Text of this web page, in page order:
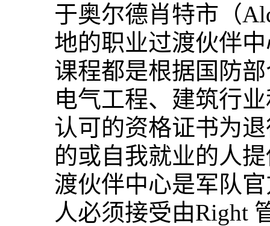
于奥尔德肖特市（
地的职业过渡伙伴
课程都是根据国防
电气工程、建筑行
认可的资格证书为
的或自我就业的人
渡伙伴中心是军队
人必须接受由Right